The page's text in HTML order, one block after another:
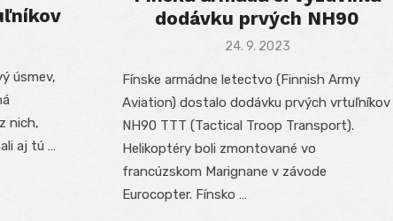
úsmev,
nich,
aj tú …
dodávku prvých NH90
Posted
24. 9. 2023
Fínske armádne letectvo (Finnish Army
Aviation) dostalo dodávku prvých vrtuľníkov
NH90 TTT (Tactical Troop Transport).
Helikoptéry boli zmontované vo
francúzskom Marignane v závode
Eurocopter. Fínsko …